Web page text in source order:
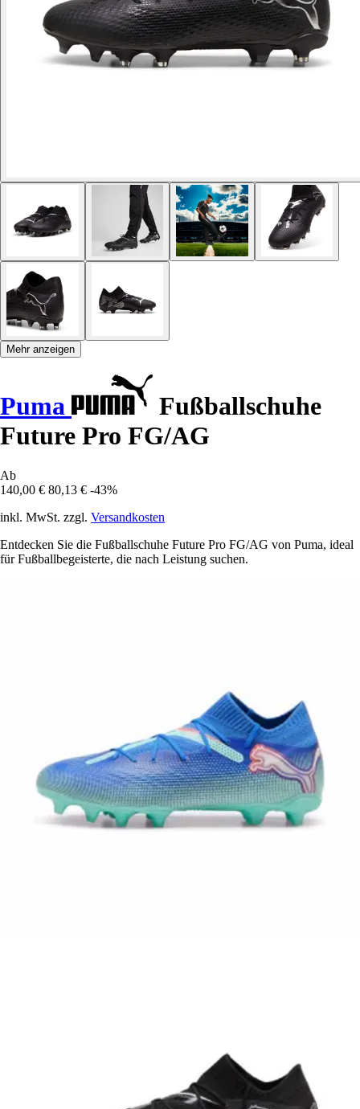
Mehr anzeigen
Puma
Fußballschuhe
Future Pro FG/AG
Ab
140,00 € 80,13 € -43%
inkl. MwSt. zzgl. Versandkosten
Entdecken Sie die Fußballschuhe Future Pro FG/AG von Puma, ideal
für Fußballbegeisterte, die nach Leistung suchen.